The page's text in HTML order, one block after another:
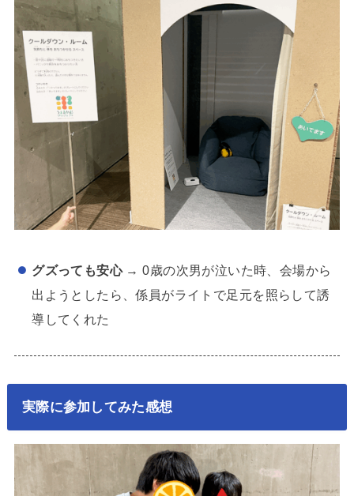
グズっても安心→ 0歳の次男が泣いた時、会場から
出ようとしたら、係員がライトで足元を照らして誘
導してくれた
実際に参加してみた感想